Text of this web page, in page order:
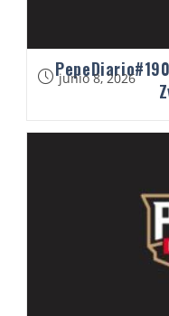
junio 8, 2026